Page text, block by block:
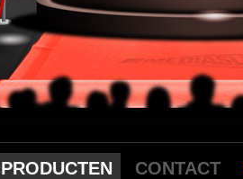
PRODUCTEN CONTACT